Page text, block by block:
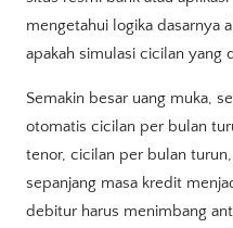
mengetahui logika dasarnya
apakah simulasi cicilan yang
Semakin besar uang muka,
otomatis cicilan per bulan
tenor, cicilan per bulan
sepanjang masa kredit
debitur harus menimbang